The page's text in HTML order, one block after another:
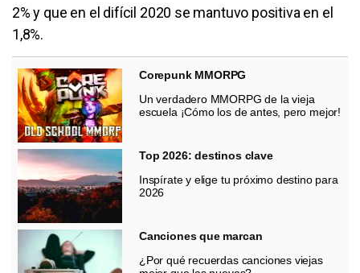
2% y que en el difícil 2020 se mantuvo positiva en el
1,8%.
Corepunk MMORPG
Un verdadero MMORPG de la vieja
escuela ¡Cómo los de antes, pero mejor!
Top 2026: destinos clave
Inspírate y elige tu próximo destino para
2026
Canciones que marcan
¿Por qué recuerdas canciones viejas